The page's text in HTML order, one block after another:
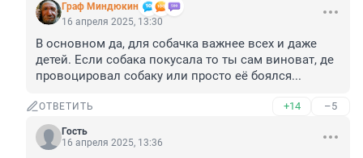
Граф Миндюкин
16 апреля 2025, 13:30
В основном да, для собачка важнее всех и даже
детей. Если собака покусала то ты сам виноват, де
провоцировал собаку или просто её боялся...
ОТВЕТИТЬ +14 –5
Гость
16 апреля 2025, 13:36